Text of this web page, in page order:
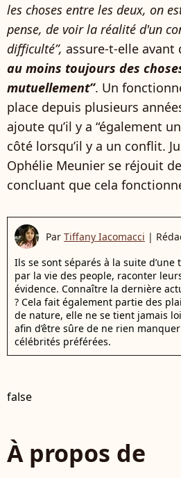
les choses entre les deux, on
pense, de voir la réalité d'un
difficulté”, assure-t-elle avant
au moins toujours des
mutuellement”. Un
place depuis plusieurs
ajoute qu’il y a “également
côté lorsqu’il y a un conflit.
Ophélie Meunier se réjouit
concluant que cela
Par Tiffany Iacomacci |
Ils se sont séparés à la suite d’une
par la vie des people, raconter
évidence. Connaître la dernière
? Cela fait également partie des
de nature, elle ne se tient jamais
afin d’être sûre de ne rien
célébrités préférées.
false
À propos de